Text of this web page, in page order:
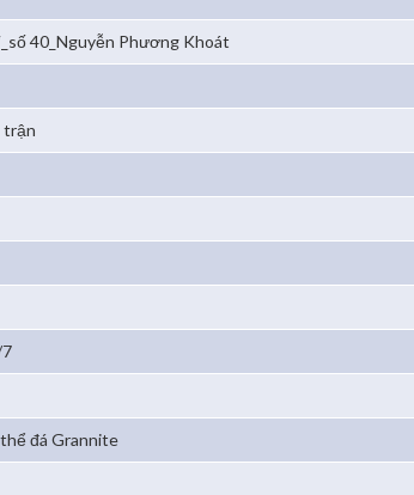
40_Nguyễn Phương Khoát
trận
đá Grannite